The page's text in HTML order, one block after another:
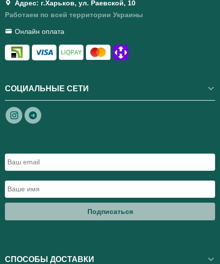
Адрес: г.Харьков, ул. Раевской, 10
Работаем по всей территории Украины
Онлайн оплата
СОЦИАЛЬНЫЕ СЕТИ
Подписаться
СПОСОБЫ ДОСТАВКИ